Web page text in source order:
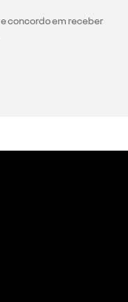
e concordo em receber